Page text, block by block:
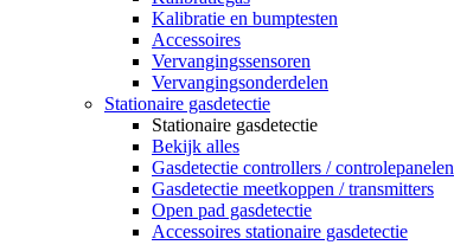
Kalibratie en bumptesten
Accessoires
Vervangingssensoren
Vervangingsonderdelen
Stationaire gasdetectie
Stationaire gasdetectie
Bekijk alles
Gasdetectie controllers / controlepanelen
Gasdetectie meetkoppen / transmitters
Open pad gasdetectie
Accessoires stationaire gasdetectie